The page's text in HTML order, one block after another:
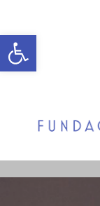
Open toolbar